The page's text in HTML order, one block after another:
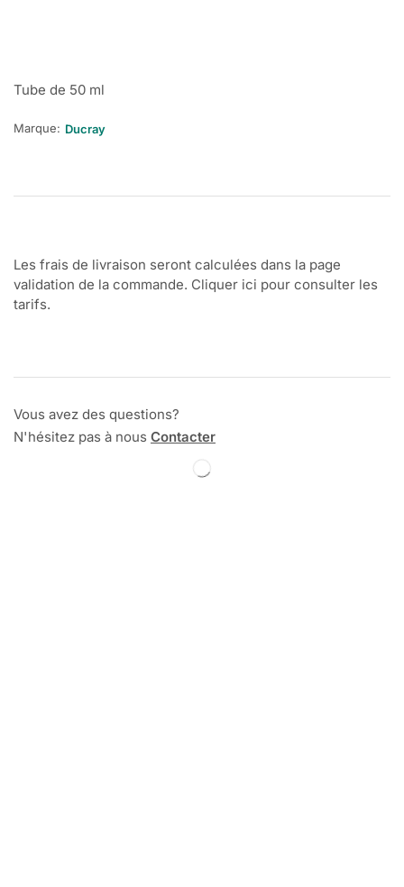
Tube de 50 ml
Marque: Ducray
Les frais de livraison seront calculées dans la page
validation de la commande. Cliquer ici pour consulter les
tarifs.
Vous avez des questions?
N'hésitez pas à nous Contacter